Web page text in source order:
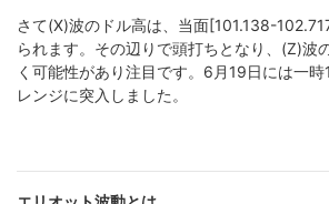
さて(X)波のドル高は、当面[101.138-
られます。その辺りで頭打ちとなり、(Z)波
く可能性があり注目です。6月19日には一
レンジに突入しました。